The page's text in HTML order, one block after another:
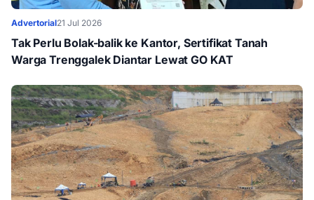
Advertorial21 Jul 2026
Tak Perlu Bolak-balik ke Kantor, Sertifikat Tanah
Warga Trenggalek Diantar Lewat GO KAT